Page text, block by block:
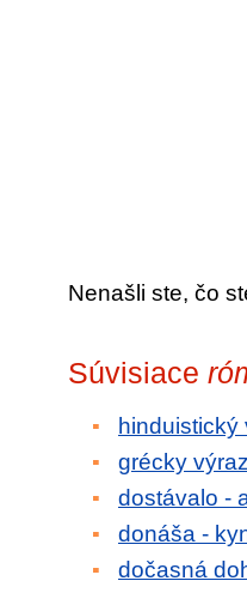
Nenašli ste, čo
Súvisiace
hinduistický
grécky
dostávalo -
donáša -
dočasná